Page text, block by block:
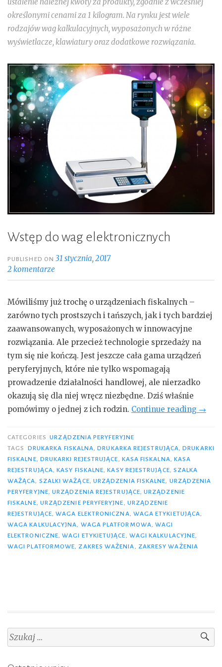
określonymi cenami za 1 kilogram. Na rynku jest wiele
rodzajów wag kalkulacyjnych, wyposażonych w różne
wyświetlacze, klawiatury oraz dodatkowe rozwiązania.
Wstęp do wag elektronicznych
PUBLISHED ON31 stycznia, 2017
2 komentarze
Mówiliśmy już trochę o urządzeniach fiskalnych –
zarówno tych prostszych i tańszych, jak i tych bardziej
zaawansowanych, wyposażonych w innowacyjne
rozwiązania. Ale przecież technologie sprzedaży na
tym się nie kończą. Jest jeszcze cała gama urządzeń
peryferyjnych, które nie tylko wspomagają
prowadzenie działalności handlowej, ale nierzadko
okazują się dla niej wręcz niezbędne. Dziś właśnie
pomówimy o jednej z ich rodzin. Continue reading →
CATEGORIES URZĄDZENIA PERYFERYJNE
TAGS
DRUKARKA FISKALNA,DRUKARKA REJESTRUJĄCA,DRUKARKI
FISKALNE, DRUKARKI REJESTRUJĄCE, KASA FISKALNA, KASA
REJESTRUJĄCA,KASY FISKALNE,KASY REJESTRUJĄCE, SZALKA
WAŻĄCA, SZALKI WAŻĄCE, URZĄDZENIA FISKALNE, URZĄDZENIA
PERYFERYJNE,URZĄDZENIA REJESTRUJĄCE,URZĄDZENIE
FISKALNE, URZĄDZENIE PERYFERYJNE, URZĄDZENIE
REJESTRUJĄCE,WAGA ELEKTRONICZNA, WAGA ETYKIETUJĄCA,
WAGA KALKULACYJNA, WAGA PLATFORMOWA, WAGI
ELEKTRONICZNE,WAGI ETYKIETUJĄCE, WAGI KALKULACYJNE,
WAGI PLATFORMOWE, ZAKRES WAŻENIA, ZAKRESY WAŻENIA
Szukaj: